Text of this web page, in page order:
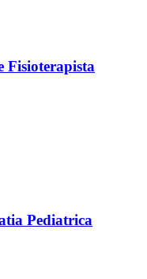
Fisioterapista
Pediatrica